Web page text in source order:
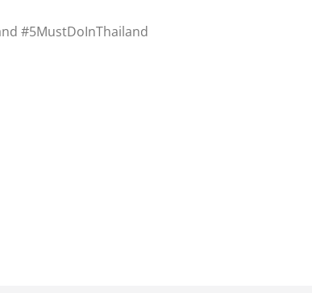
#5MustDoInThailand